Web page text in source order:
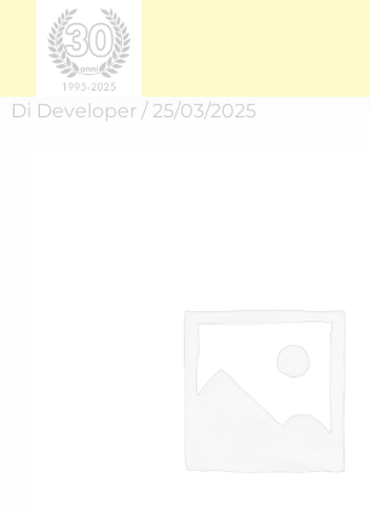
contenuto
Di Developer / 25/03/2025